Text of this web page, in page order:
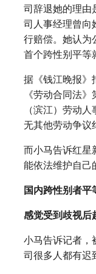
司辞退她的理由
司人事经理曾向
行赔偿。她认为
首个跨性别平等
据《钱江晚报》
《劳动合同法
（滨江）劳动
无其他劳动争议
而小马告诉红星
能依法维护自己
国内跨性别者
感觉受到歧视后
小马告诉记者，
司很多人都有迟